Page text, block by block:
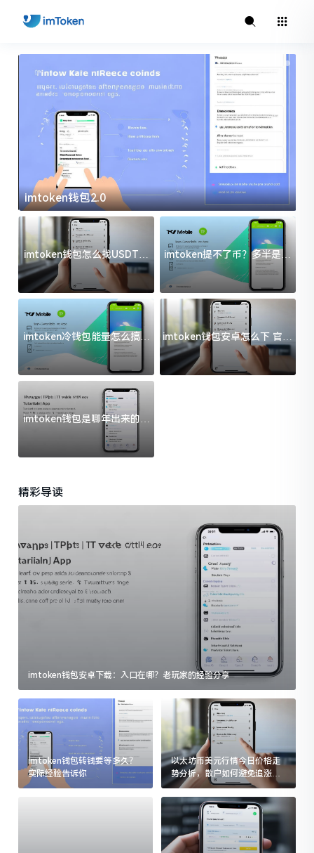
imtoken钱包2.0
imtoken钱包怎么找USDT地
址？三步搞定不踩坑
imtoken提不了币？多半是这
几件事没处理好
imtoken冷钱包能量怎么搞？
过来人告诉你门道
imtoken钱包安卓怎么下 官方
渠道避坑指南
imtoken钱包是哪年出来的？
一文给你说清楚
精彩导读
imtoken钱包安卓下载：入口在哪？老玩家的经验分享
imtoken钱包转钱要等多久？
实际经验告诉你
以太坊币美元行情今日价格走
势分析，散户如何避免追涨杀
跌被套牢